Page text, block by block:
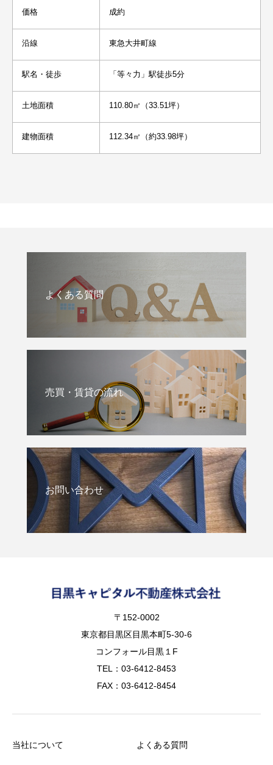
価格 成約
沿線 東急大井町線
駅名・徒歩 「等々力」駅徒歩5分
土地面積 110.80㎡（33.51坪）
建物面積 112.34㎡（約33.98坪）
よくある質問
売買・賃貸の流れ
お問い合わせ
〒152-0002
東京都目黒区目黒本町5-30-6
コンフォール目黒１F
TEL：03-6412-8453
FAX：03-6412-8454
当社について よくある質問